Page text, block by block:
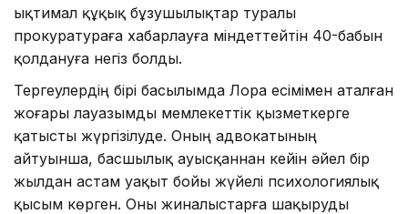
ықтимал құқық бұзушылықтар туралы
прокуратураға хабарлауға міндеттейтін 40-бабын
қолдануға негіз болды.
Тергеулердің бірі басылымда Лора есімімен аталған
жоғары лауазымды мемлекеттік қызметкерге
қатысты жүргізілуде. Оның адвокатының
айтуынша, басшылық ауысқаннан кейін әйел бір
жылдан астам уақыт бойы жүйелі психологиялық
қысым көрген. Оны жиналыстарға шақыруды